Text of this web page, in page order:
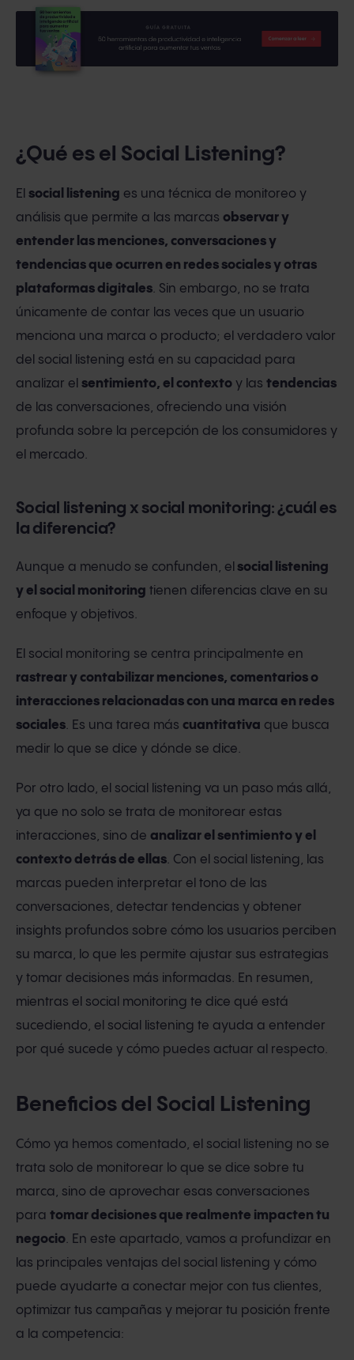
¿Qué es el Social Listening?
El social listening es una técnica de monitoreo y
análisis que permite a las marcas observar y
entender las menciones, conversaciones y
tendencias que ocurren en redes sociales y otras
plataformas digitales. Sin embargo, no se trata
únicamente de contar las veces que un usuario
menciona una marca o producto; el verdadero valor
del social listening está en su capacidad para
analizar el sentimiento, el contexto y las tendencias
de las conversaciones, ofreciendo una visión
profunda sobre la percepción de los consumidores y
el mercado.
Social listening x social monitoring: ¿cuál es
la diferencia?
Aunque a menudo se confunden, el social listening
y el social monitoring tienen diferencias clave en su
enfoque y objetivos.
El social monitoring se centra principalmente en
rastrear y contabilizar menciones, comentarios o
interacciones relacionadas con una marca en redes
sociales. Es una tarea más cuantitativa que busca
medir lo que se dice y dónde se dice.
Por otro lado, el social listening va un paso más allá,
ya que no solo se trata de monitorear estas
interacciones, sino de analizar el sentimiento y el
contexto detrás de ellas. Con el social listening, las
marcas pueden interpretar el tono de las
conversaciones, detectar tendencias y obtener
insights profundos sobre cómo los usuarios perciben
su marca, lo que les permite ajustar sus estrategias
y tomar decisiones más informadas. En resumen,
mientras el social monitoring te dice qué está
sucediendo, el social listening te ayuda a entender
por qué sucede y cómo puedes actuar al respecto.
Beneficios del Social Listening
Cómo ya hemos comentado, el social listening no se
trata solo de monitorear lo que se dice sobre tu
marca, sino de aprovechar esas conversaciones
para tomar decisiones que realmente impacten tu
negocio. En este apartado, vamos a profundizar en
las principales ventajas del social listening y cómo
puede ayudarte a conectar mejor con tus clientes,
optimizar tus campañas y mejorar tu posición frente
a la competencia: